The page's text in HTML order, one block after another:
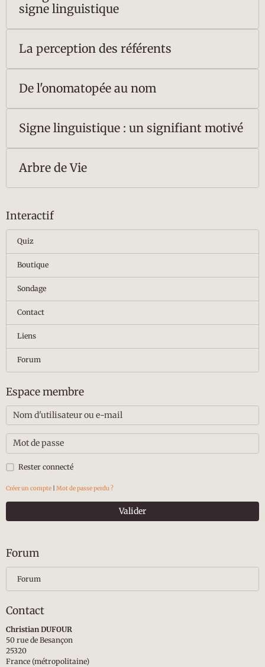
signe linguistique
La perception des référents
De l'onomatopée au nom
Signe linguistique : un signifiant motivé
Arbre de Vie
Interactif
Quiz
Boutique
Sondage
Contact
Liens
Forum
Espace membre
Rester connecté
Créer un compte | Mot de passe perdu ?
Valider
Forum
Forum
Contact
Christian DUFOUR
50 rue de Besançon
25320
France (métropolitaine)